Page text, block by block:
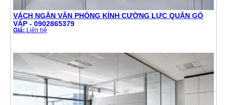
VÁCH NGĂN VĂN PHÒNG KÍNH CƯỜNG LỰC QUẬN GÒ
VẤP - 0902865379
Giá: Liên hệ